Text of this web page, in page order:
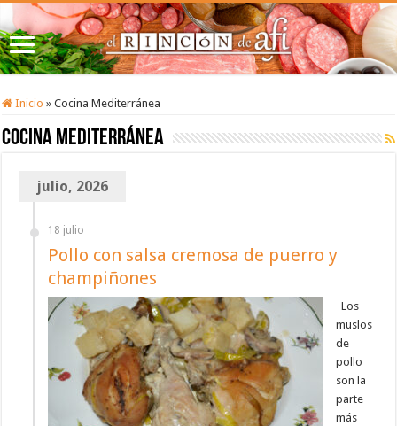
Inicio » Cocina Mediterránea
Cocina Mediterránea
julio, 2026
18 julio
Pollo con salsa cremosa de puerro y
champiñones
Los
muslos
de
pollo
son la
parte
más